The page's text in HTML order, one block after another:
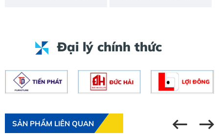
Đại lý chính thức
SẢN PHẨM LIÊN QUAN